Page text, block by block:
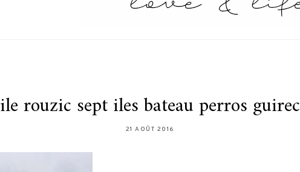
ile rouzic sept iles bateau perros guirec
21 AOÛT 2016